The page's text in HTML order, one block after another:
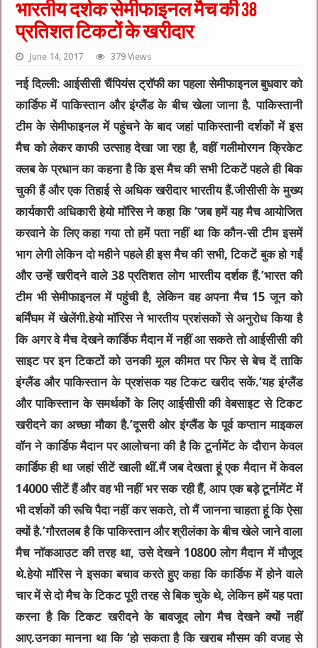
भारतीय दर्शक सेमीफाइनल मैच की 38
प्रतिशत टिकटों के खरीदार
June 14, 2017 379 Views
नई दिल्ली: आईसीसी चैंपियंस ट्रॉफी का पहला सेमीफाइनल बुधवार को
कार्डिफ में पाकिस्तान और इंग्लैंड के बीच खेला जाना है. पाकिस्तानी
टीम के सेमीफाइनल में पहुंचने के बाद जहां पाकिस्तानी दर्शकों में इस
मैच को लेकर काफी उत्साह देखा जा रहा है, वहीं गलीमोरगन क्रिकेट
क्लब के प्रधान का कहना है कि इस मैच की सभी टिकटें पहले ही बिक
चुकी हैं और एक तिहाई से अधिक खरीदार भारतीय हैं.जीसीसी के मुख्य
कार्यकारी अधिकारी हेयो मॉरिस ने कहा कि ‘जब हमें यह मैच आयोजित
करवाने के लिए कहा गया तो हमें पता नहीं था कि कौन-सी टीम इसमें
भाग लेगी लेकिन दो महीने पहले ही इस मैच की सभी, टिकटें बुक हो गईं
और उन्हें खरीदने वाले 38 प्रतिशत लोग भारतीय दर्शक हैं.’भारत की
टीम भी सेमीफाइनल में पहुंची है, लेकिन वह अपना मैच 15 जून को
बर्मिंघम में खेलेंगी.हेयो मॉरिस ने भारतीय प्रशंसकों से अनुरोध किया है
कि अगर वे मैच देखने कार्डिफ मैदान में नहीं आ सकते तो आईसीसी की
साइट पर इन टिकटों को उनकी मूल कीमत पर फिर से बेच दें ताकि
इंग्लैंड और पाकिस्तान के प्रशंसक यह टिकट खरीद सकें.‘यह इंग्लैंड
और पाकिस्तान के समर्थकों के लिए आईसीसी की वेबसाइट से टिकट
खरीदने का अच्छा मौका है.’दूसरी ओर इंग्लैंड के पूर्व कप्तान माइकल
वॉन ने कार्डिफ मैदान पर आलोचना की है कि टूर्नामेंट के दौरान केवल
कार्डिफ ही था जहां सीटें खाली थीं.मैं जब देखता हूं एक मैदान में केवल
14000 सीटें हैं और वह भी नहीं भर सक रही हैं, आप एक बड़े टूर्नामेंट में
भी दर्शकों की रूचि पैदा नहीं कर सकते, तो मैं जानना चाहता हूं कि ऐसा
क्यों है.’गौरतलब है कि पाकिस्तान और श्रीलंका के बीच खेले जाने वाला
मैच नॉकआउट की तरह था, उसे देखने 10800 लोग मैदान में मौजूद
थे.हेयो मॉरिस ने इसका बचाव करते हुए कहा कि कार्डिफ में होने वाले
चार में से दो मैच के टिकट पूरी तरह से बिक चुके थे, लेकिन हमें यह पता
करना है कि टिकट खरीदने के बावजूद लोग मैच देखने क्यों नहीं
आए.उनका मानना था कि ‘हो सकता है कि खराब मौसम की वजह से